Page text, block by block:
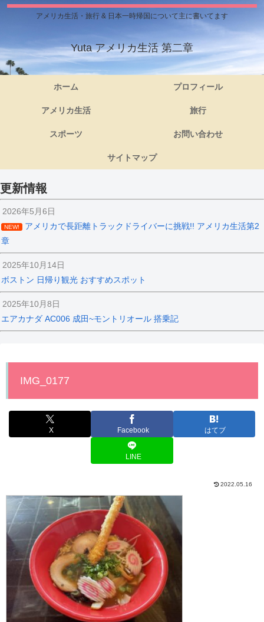
アメリカ生活・旅行 & 日本一時帰国について主に書いてます
Yuta アメリカ生活 第二章
ホーム プロフィール
アメリカ生活 旅行
スポーツ お問い合わせ
サイトマップ
更新情報
2026年5月6日
NEW!
アメリカで長距離トラックドライバーに挑戦!! アメリカ生活第2
章
2025年10月14日
ボストン 日帰り観光 おすすめスポット
2025年10月8日
エアカナダ AC006 成田~モントリオール 搭乗記
IMG_0177
X Facebook はてブ
LINE
2022.05.16